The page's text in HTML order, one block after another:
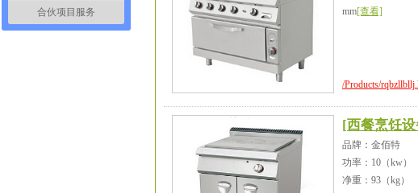
mm[查看]
/Products/
[西餐烹饪
品牌：金佰特
功率：10（kw）
净重：93（kg）
合伙项目服务